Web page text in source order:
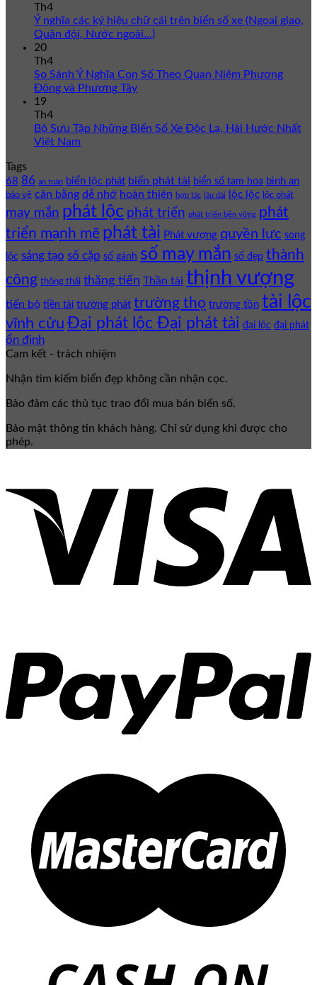
Th4
Ý nghĩa các ký hiệu chữ cái trên biển số xe (Ngoại giao,
Quân đội, Nước ngoài…)
20
Th4
So Sánh Ý Nghĩa Con Số Theo Quan Niệm Phương
Đông và Phương Tây
19
Th4
Bộ Sưu Tập Những Biển Số Xe Độc Lạ, Hài Hước Nhất
Việt Nam
Tags
68 86 an toàn biển lộc phát biển phát tài biển số tam hoa bình an
bảo vệ cân bằng dễ nhớ hoàn thiện hợp tác lâu dài lộc lộc lộc phát
may mắn phát lộc phát triển phát triển bền vững phát
triển mạnh mẽ phát tài Phát vượng quyền lực song
lộc sáng tạo số cặp số gánh số may mắn số đẹp thành
công thông thái thăng tiến Thần tài thịnh vượng
tiến bộ tiền tài trường phát trường thọ trường tồn tài lộc
vĩnh cửu Đại phát lộc Đại phát tài đại lộc đại phát
ổn định
Cam kết - trách nhiệm
Nhận tìm kiếm biển đẹp không cần nhận cọc.
Bảo đảm các thủ tục trao đổi mua bán biển số.
Bảo mật thông tin khách hàng. Chỉ sử dụng khi được cho
phép.